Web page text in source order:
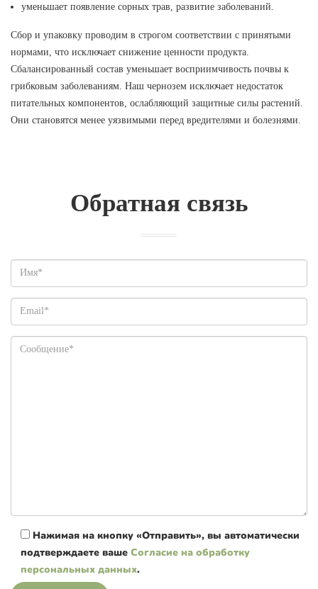
уменьшает появление сорных трав, развитие заболеваний.
Сбор и упаковку проводим в строгом соответствии с принятыми
нормами, что исключает снижение ценности продукта.
Сбалансированный состав уменьшает восприимчивость почвы к
грибковым заболеваниям. Наш чернозем исключает недостаток
питательных компонентов, ослабляющий защитные силы растений.
Они становятся менее уязвимыми перед вредителями и болезнями.
Обратная связь
Нажимая на кнопку «Отправить», вы автоматически
подтверждаете ваше Согласие на обработку
персональных данных.